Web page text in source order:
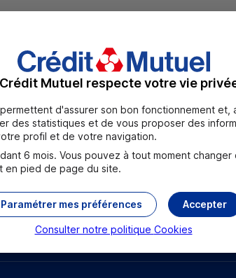
Toutes les localités
point relais Sourds et malentendants
Mutuel respecte votre vie
d'assurer son bon fonctionnement et,
des statistiques et de vous proposer des
profil et de votre navigation.
6 mois. Vous pouvez à tout moment changer
en pied de page du site.
Accepter
Paramétrer mes préférences
Consulter notre politique Cookies